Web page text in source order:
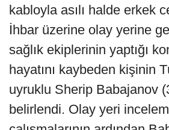
kabloyla asılı halde erkek
İhbar üzerine olay yerine
sağlık ekiplerinin yaptığı
hayatını kaybeden kişinin
uyruklu Sherip Babajanov
belirlendi. Olay yeri